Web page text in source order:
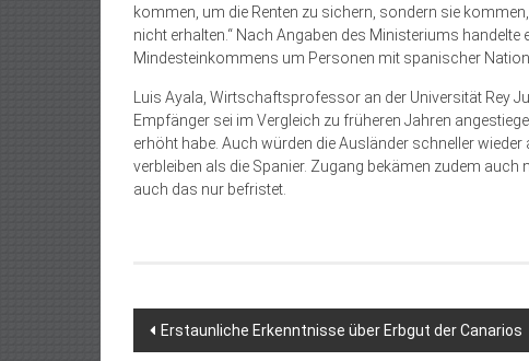
kommen, um die Renten zu sichern, sondern sie
nicht erhalten.“ Nach Angaben des Ministeriums
Mindesteinkommens um Personen mit spanischer
Luis Ayala, Wirtschaftsprofessor an der Universität Rey
Empfänger sei im Vergleich zu früheren Jahren
erhöht habe. Auch würden die Ausländer schneller
verbleiben als die Spanier. Zugang bekämen zudem
auch das nur befristet.
Beitragsnavigation
Erstaunliche Erkenntnisse über Erbgut der Canarios